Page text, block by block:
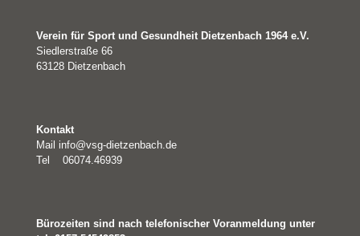
Verein für Sport und Gesundheit Dietzenbach 1964 e.V.
Siedlerstraße 66
63128 Dietzenbach
Kontakt
Mail info@vsg-dietzenbach.de
Tel 06074.46939
Bürozeiten sind nach telefonischer Voranmeldung unter